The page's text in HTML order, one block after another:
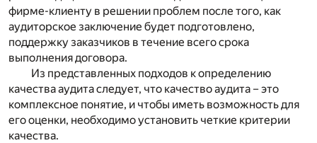
фирме-клиенту в решении проблем после того, как
аудиторское заключение будет подготовлено,
поддержку заказчиков в течение всего срока
выполнения договора.
Из представленных подходов к определению
качества аудита следует, что качество аудита – это
комплексное понятие, и чтобы иметь возможность для
его оценки, необходимо установить четкие критерии
качества.